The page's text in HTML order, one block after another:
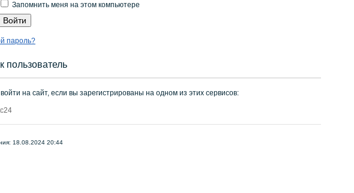
Запомнить меня на этом компьютере
пароль?
пользователь
на сайт, если вы зарегистрированы на одном из этих сервисов:
18.08.2024 20:44